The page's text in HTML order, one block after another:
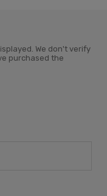
We don't verify
purchased the